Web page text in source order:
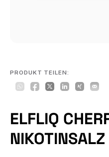
PRODUKT TEILEN:
ELFLIQ